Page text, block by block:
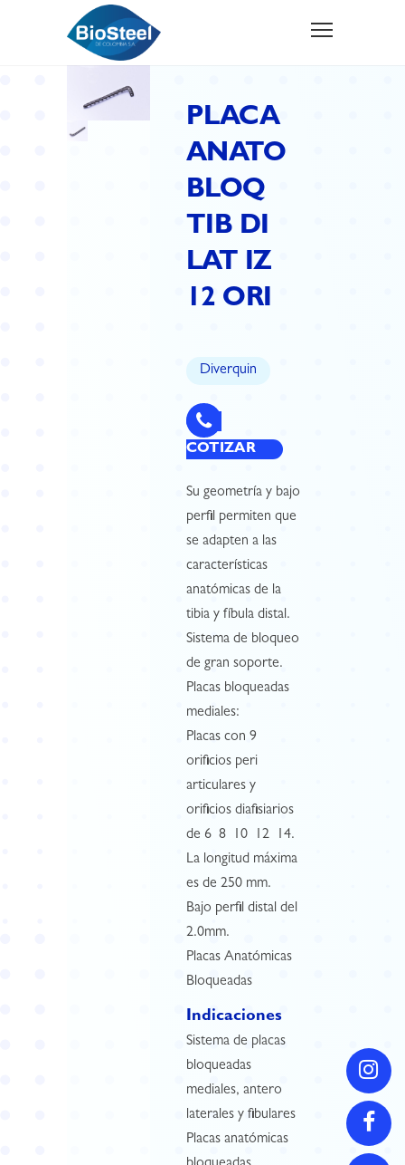
PLACA
ANATO
BLOQ
TIB DI
LAT IZ
12 ORI
Diverquin
COTIZAR
Su geometría y bajo
perfil permiten que
se adapten a las
características
anatómicas de la
tibia y fíbula distal.
Sistema de bloqueo
de gran soporte.
Placas bloqueadas
mediales:
Placas con 9
orificios peri
articulares y
orificios diafisiarios
de 6  8  10  12  14.
La longitud máxima
es de 250 mm.
Bajo perfil distal del
2.0mm.
Placas Anatómicas
Bloqueadas
Indicaciones
Sistema de placas
bloqueadas
mediales, antero
laterales y fibulares
Placas anatómicas